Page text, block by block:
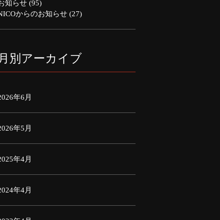
知らせ (95)
からのお知らせ (27)
別アーカイブ
年6月
年5月
年4月
年4月